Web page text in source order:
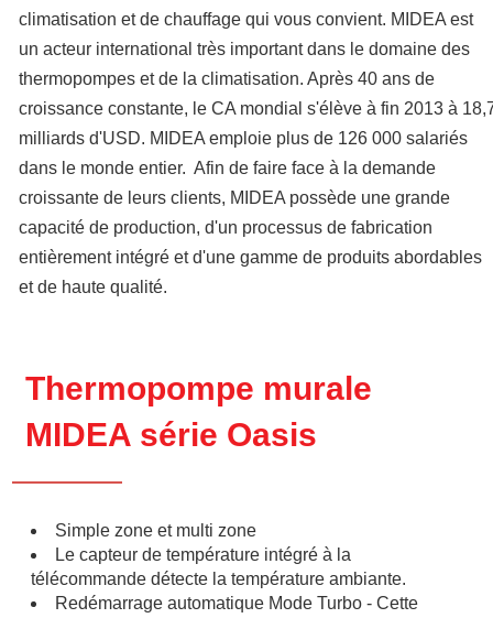
climatisation et de chauffage qui vous convient. MIDEA est
un acteur international très important dans le domaine des
thermopompes et de la climatisation. Après 40 ans de
croissance constante, le CA mondial s'élève à fin 2013 à
milliards d'USD. MIDEA emploie plus de 126 000 salariés
dans le monde entier. Afin de faire face à la demande
croissante de leurs clients, MIDEA possède une grande
capacité de production, d'un processus de fabrication
entièrement intégré et d'une gamme de produits abordables
et de haute qualité.
Thermopompe murale
MIDEA série Oasis
Simple zone et multi zone
Le capteur de température intégré à la
télécommande détecte la température ambiante.
Redémarrage automatique Mode Turbo - Cette